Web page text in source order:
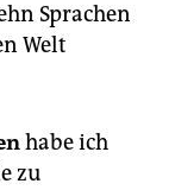
Sprachen
Welt
habe ich
zu